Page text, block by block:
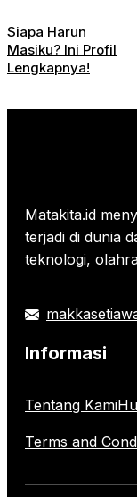
Siapa Harun
Masiku? Ini Profil
Lengkapnya!
Matakita.id
terjadi di dunia
teknologi,
Informasi
Tentang Kami
Terms and